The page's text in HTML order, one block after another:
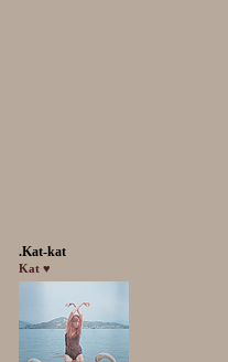
.Kat-kat
Kat ♥